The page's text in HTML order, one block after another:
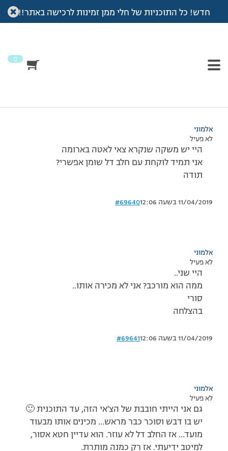
חדש! כל התוכניות של חלי ממן זמינות לרכישה באתר!!
0
עמוד הבית >דיונים>פורום >צאי לאטה?
מוצגות 3 תגובות – 1 עד 3 (מתוך 3 סה״כ)
אלמוני
לא פעיל
היי יש משקה שנקרא צאי לאטה בארומה
אני תמיד לוקחת עם חלב דל שומן אפשרי?
תודה
11/04/2019 בשעה 12:06 #69640
אלמוני
לא פעיל
היי שני..
ממה הוא מורכב? אני לא מכירה אותו..
סורי
בהצלחה
11/04/2019 בשעה 12:06 #69641
אלמוני
לא פעיל
גם אני הייתי חובבת של הצ'אי הזה, עד התוכנית 🙂
יש בו דבש וסוכר כבר מראש… מכינים אותו מבעוד
מועד… אז החלב דל לא עוזר. הוא עדיין חטא אסור,
למיטב ידיעתי. אז רק כמנה מותרת.